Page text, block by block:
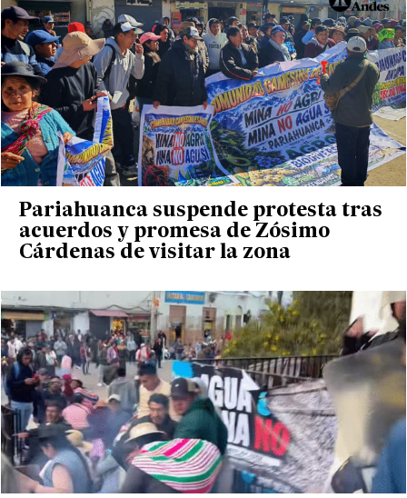
Pariahuanca suspende protesta tras
acuerdos y promesa de Zósimo
Cárdenas de visitar la zona